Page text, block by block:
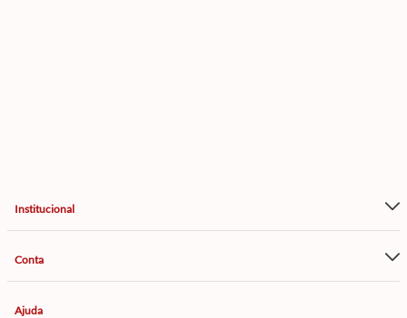
Institucional
Conta
Ajuda